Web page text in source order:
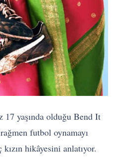
yaşında olduğu Bend It
futbol oynamayı
hikâyesini anlatıyor.